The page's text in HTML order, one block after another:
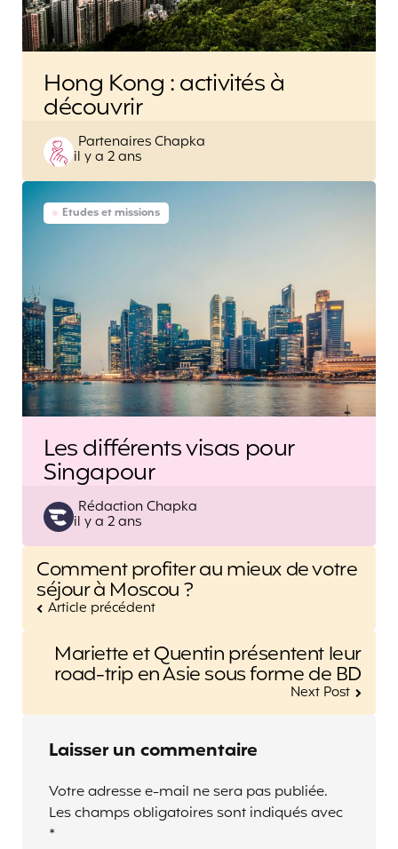
Hong Kong : activités à
découvrir
Posted
by
Partenaires Chapka
il y a 2 ans
Etudes et missions
Les différents visas pour
Singapour
Posted
by
Rédaction Chapka
il y a 2 ans
Post
navigation
Comment profiter au mieux de votre
séjour à Moscou ?
Article précédent
Mariette et Quentin présentent leur
road-trip en Asie sous forme de BD
Next Post
Laisser un commentaire
Votre adresse e-mail ne sera pas publiée.
Les champs obligatoires sont indiqués avec
*